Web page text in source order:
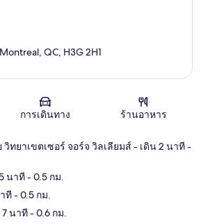
แผนที่
QC, H3G 2H1
การเดินทาง ร้านอาหาร
ทยาเขตเซอร์ จอร์จ วิลเลียมส์ - เดิน 2 นาที-
นาที- 0.5 กม.
ที- 0.5 กม.
7 นาที- 0.6 กม.